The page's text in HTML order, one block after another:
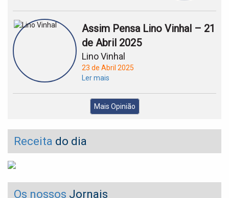
Assim Pensa Lino Vinhal – 21
de Abril 2025
Lino Vinhal
23 de Abril 2025
Ler mais
Mais Opinião
Receita do dia
Os nossos Jornais